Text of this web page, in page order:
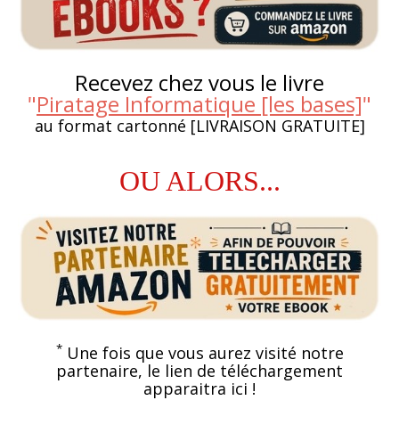
Recevez chez vous le livre
"Piratage Informatique [les bases]"
au format cartonné [LIVRAISON GRATUITE]
OU ALORS...
*Une fois que vous aurez visité notre
partenaire, le lien de téléchargement
apparaitra ici !